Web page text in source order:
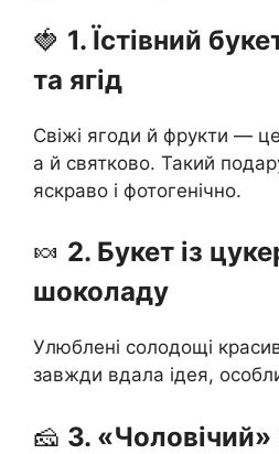
🍓 1. Їстівний
та ягід
Свіжі ягоди й фрукти —
а й святково. Такий
яскраво і фотогенічно.
🍬 2. Букет із
шоколаду
Улюблені солодощі
завжди вдала ідея,
🧀 3. «Чоловічий»